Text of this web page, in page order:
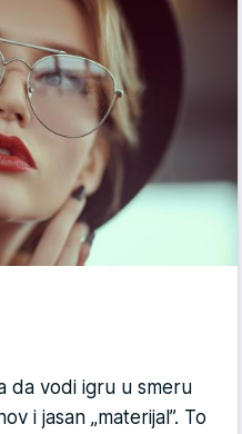
da vodi igru u smeru
i jasan „materijal”. To